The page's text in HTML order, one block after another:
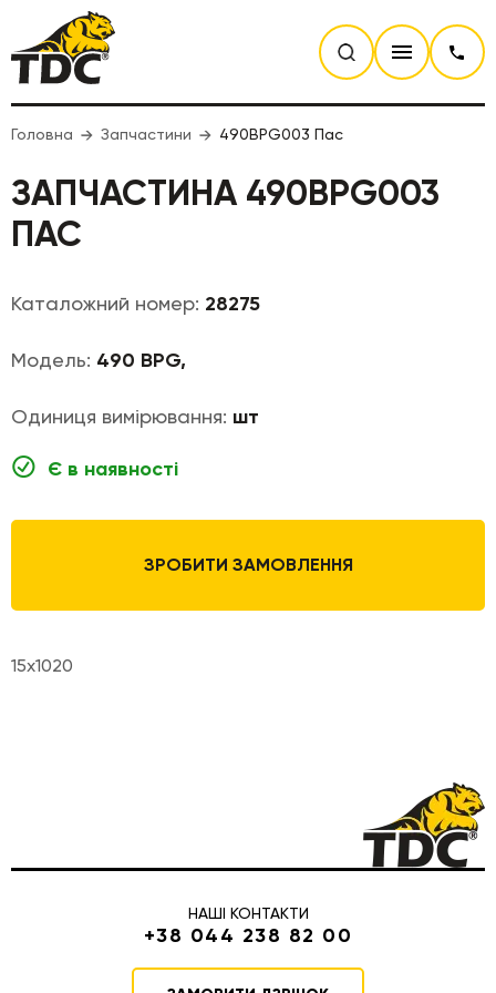
Головна Запчастини 490BPG003 Пас
ЗАПЧАСТИНА 490BPG003
ПАС
Каталожний номер: 28275
Модель: 490 BPG,
Одиниця вимірювання: шт
Є в наявності
ЗРОБИТИ ЗАМОВЛЕННЯ
15x1020
НАШІ КОНТАКТИ
+38 044 238 82 00